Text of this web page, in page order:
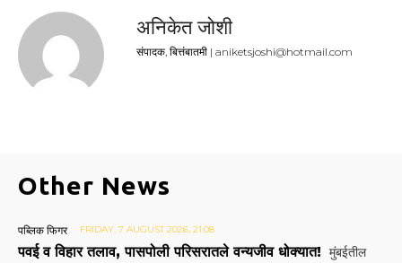
अनिकेत जोशी
संपादक, बित्तंबातमी | aniketsjoshi@hotmail.com
Other News
पब्लिक फिगर FRIDAY, 7 AUGUST 2026, 21:08
पवई व विहार तलाव, पासपोली परिसरातले वन्यजीव धोक्यात! मुंबईतील